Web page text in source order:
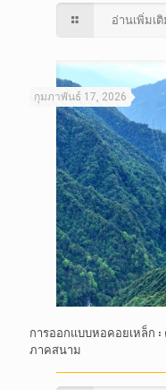
อ่านเพิ่มเติ
กุมภาพันธ์ 17, 2026
การออกแบบหอคอยเหล็ก :
ภาคสนาม